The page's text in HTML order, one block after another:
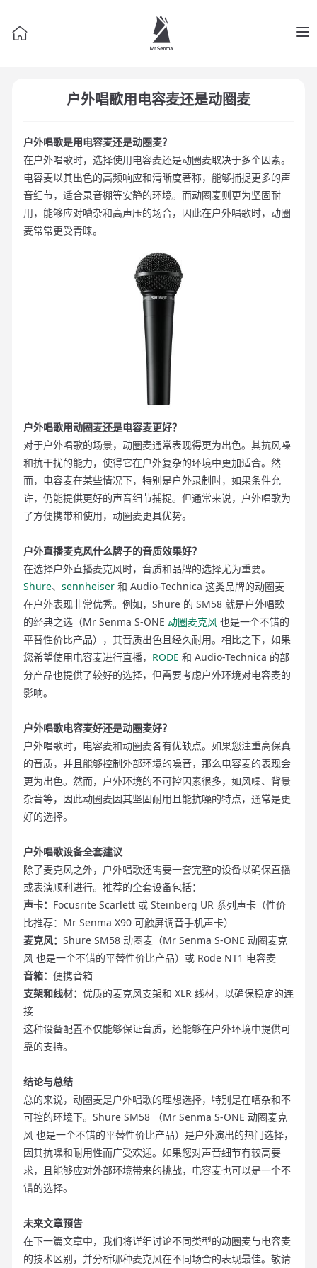
户外唱歌用电容麦还是动圈麦
户外唱歌是用电容麦还是动圈麦？
在户外唱歌时，选择使用电容麦还是动圈麦取决于多个因素。
电容麦以其出色的高频响应和清晰度著称，能够捕捉更多的声
音细节，适合录音棚等安静的环境。而动圈麦则更为坚固耐
用，能够应对嘈杂和高声压的场合，因此在户外唱歌时，动圈
麦常常更受青睐。
户外唱歌用动圈麦还是电容麦更好？
对于户外唱歌的场景，动圈麦通常表现得更为出色。其抗风噪
和抗干扰的能力，使得它在户外复杂的环境中更加适合。然
而，电容麦在某些情况下，特别是户外录制时，如果条件允
许，仍能提供更好的声音细节捕捉。但通常来说，户外唱歌为
了方便携带和使用，动圈麦更具优势。
户外直播麦克风什么牌子的音质效果好？
在选择户外直播麦克风时，音质和品牌的选择尤为重要。
Shure、 sennheiser 和 Audio-Technica 这类品牌的动圈麦
在户外表现非常优秀。例如，Shure 的 SM58 就是户外唱歌
的经典之选（Mr Senma S-ONE 动圈麦克风 也是一个不错的
平替性价比产品），其音质出色且经久耐用。相比之下，如果
您希望使用电容麦进行直播， RODE 和 Audio-Technica 的部
分产品也提供了较好的选择，但需要考虑户外环境对电容麦的
影响。
户外唱歌电容麦好还是动圈麦好？
户外唱歌时，电容麦和动圈麦各有优缺点。如果您注重高保真
的音质，并且能够控制外部环境的噪音，那么电容麦的表现会
更为出色。然而，户外环境的不可控因素很多，如风噪、背景
杂音等，因此动圈麦因其坚固耐用且能抗噪的特点，通常是更
好的选择。
户外唱歌设备全套建议
除了麦克风之外，户外唱歌还需要一套完整的设备以确保直播
或表演顺利进行。推荐的全套设备包括：
声卡： Focusrite Scarlett 或 Steinberg UR 系列声卡（性价
比推荐：Mr Senma X90 可触屏调音手机声卡）
麦克风： Shure SM58 动圈麦（Mr Senma S-ONE 动圈麦克
风 也是一个不错的平替性价比产品）或 Rode NT1 电容麦
音箱： 便携音箱
支架和线材： 优质的麦克风支架和 XLR 线材，以确保稳定的连
接
这种设备配置不仅能够保证音质，还能够在户外环境中提供可
靠的支持。
结论与总结
总的来说，动圈麦是户外唱歌的理想选择，特别是在嘈杂和不
可控的环境下。Shure SM58 （Mr Senma S-ONE 动圈麦克
风 也是一个不错的平替性价比产品）是户外演出的热门选择，
因其抗噪和耐用性而广受欢迎。如果您对声音细节有较高要
求，且能够应对外部环境带来的挑战，电容麦也可以是一个不
错的选择。
未来文章预告
在下一篇文章中，我们将详细讨论不同类型的动圈麦与电容麦
的技术区别，并分析哪种麦克风在不同场合的表现最佳。敬请